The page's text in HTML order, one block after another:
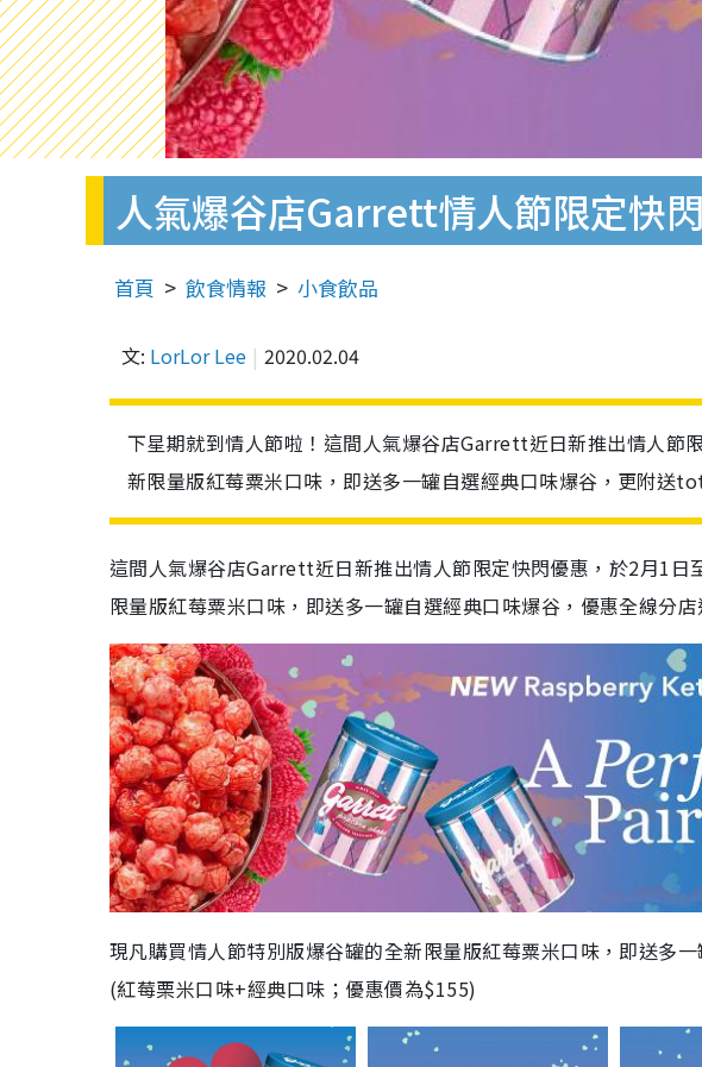
人氣爆谷店Garrett情人節限定快
首頁 飲食情報 小食飲品
文: LorLor Lee 2020.02.04
下星期就到情人節啦！這間人氣爆谷店Garrett近日新推出情人節
新限量版紅莓粟米口味，即送多一罐自選經典口味爆谷，更附送
這間人氣爆谷店Garrett近日新推出情人節限定快閃優惠，於2月1
限量版紅莓粟米口味，即送多一罐自選經典口味爆谷，優惠全線分店
現凡購買情人節特別版爆谷罐的全新限量版紅莓粟米口味，即送多
(紅莓栗米口味+經典口味；優惠價為$155)